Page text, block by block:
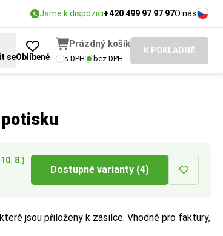
Jsme k dispozici+420 499 97 97 97O nás
seOblíbené
Prázdný košík
s DPH bez DPH
K POKLADNĚ
potisku
8.)
Dostupné varianty (4)
jsou přiloženy k zásilce. Vhodné pro faktury,